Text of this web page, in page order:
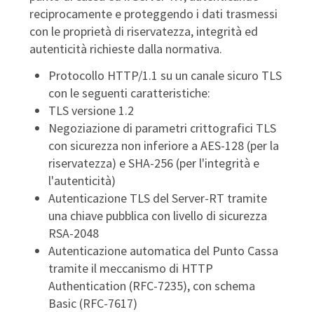
reciprocamente e proteggendo i dati trasmessi
con le proprietà di riservatezza, integrità ed
autenticità richieste dalla normativa.
Protocollo HTTP/1.1 su un canale sicuro TLS
con le seguenti caratteristiche:
TLS versione 1.2
Negoziazione di parametri crittografici TLS
con sicurezza non inferiore a AES-128 (per la
riservatezza) e SHA-256 (per l'integrità e
l'autenticità)
Autenticazione TLS del Server-RT tramite
una chiave pubblica con livello di sicurezza
RSA-2048
Autenticazione automatica del Punto Cassa
tramite il meccanismo di HTTP
Authentication (RFC-7235), con schema
Basic (RFC-7617)